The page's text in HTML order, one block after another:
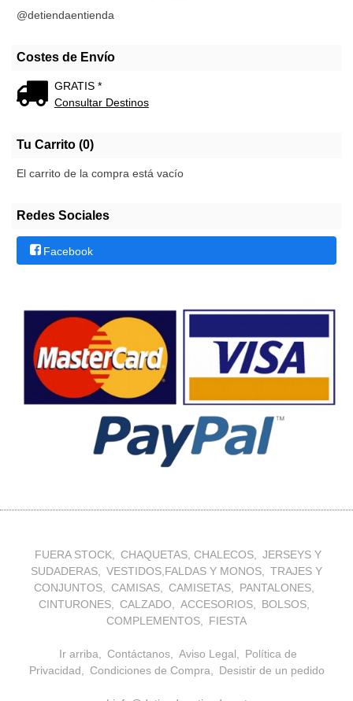
@detiendaentienda
Costes de Envío
GRATIS *
Consultar Destinos
Tu Carrito (0)
El carrito de la compra está vacío
Redes Sociales
Facebook
FUERA STOCK CHAQUETAS, CHALECOS
JERSEYS Y
SUDADERAS
VESTIDOS,FALDAS Y MONOS
TRAJES Y
CONJUNTOS
CAMISAS CAMISETAS
PANTALONES
CINTURONES
CALZADO ACCESORIOS
BOLSOS
COMPLEMENTOS
FIESTA
Ir arriba Contáctanos Aviso Legal
Política de
Privacidad
Condiciones de Compra Desistir de un pedido